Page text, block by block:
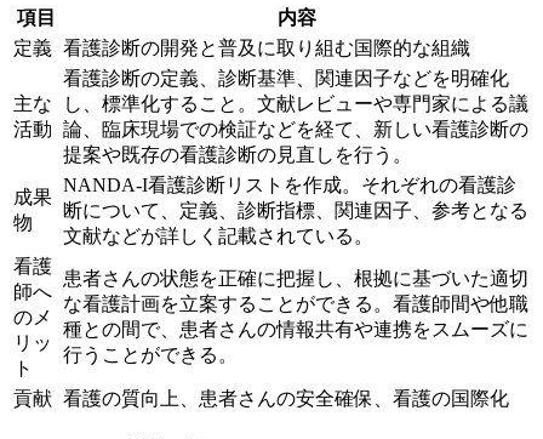
項目
内容
定義 看護診断の開発と普及に取り組む国際的な組織
主な
活動
看護診断の定義、診断基準、関連因子などを明確化
し、標準化すること。文献レビューや専門家による議
論、臨床現場での検証などを経て、新しい看護診断の
提案や既存の看護診断の見直しを行う。
成果
物
NANDA-I看護診断リストを作成。それぞれの看護診
断について、定義、診断指標、関連因子、参考となる
文献などが詳しく記載されている。
看護
師へ
のメ
リッ
ト
患者さんの状態を正確に把握し、根拠に基づいた適切
な看護計画を立案することができる。看護師間や他職
種との間で、患者さんの情報共有や連携をスムーズに
行うことができる。
貢献 看護の質向上、患者さんの安全確保、看護の国際化